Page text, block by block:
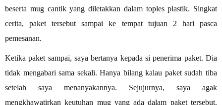
beserta mug cantik yang diletakkan dalam toples plastik. Singkat
cerita, paket tersebut sampai ke tempat tujuan 2 hari pasca
pemesanan.
Ketika paket sampai, saya bertanya kepada si penerima paket. Dia
tidak mengabari sama sekali. Hanya bilang kalau paket sudah tiba
setelah saya menanyakannya. Sejujurnya, saya agak
mengkhawatirkan keutuhan mug yang ada dalam paket tersebut.